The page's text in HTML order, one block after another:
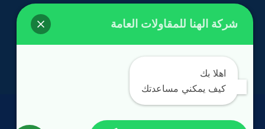
روابط تهمك
الرئيسية
شركة الهنا للمقاولات العامة
اهلا بك
كيف يمكني مساعدتك